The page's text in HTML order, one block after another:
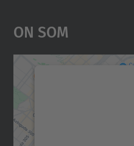
On Som